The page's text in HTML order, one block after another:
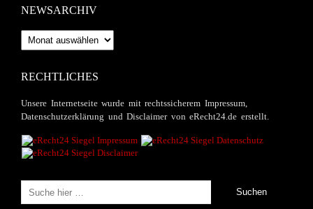
NEWSARCHIV
Newsarchiv
RECHTLICHES
Unsere Internetseite wurde mit rechtssicherem Impressum,
Datenschutzerklärung und Disclaimer von eRecht24.de erstellt.